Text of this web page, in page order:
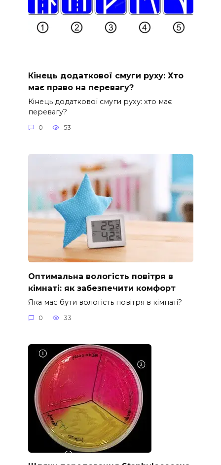
Кінець додаткової смуги руху: Хто
має право на перевагу?
Кінець додаткової смуги руху: хто має
перевагу?
0 53
Оптимальна вологість повітря в
кімнаті: як забезпечити комфорт
Яка має бути вологість повітря в кімнаті?
0 33